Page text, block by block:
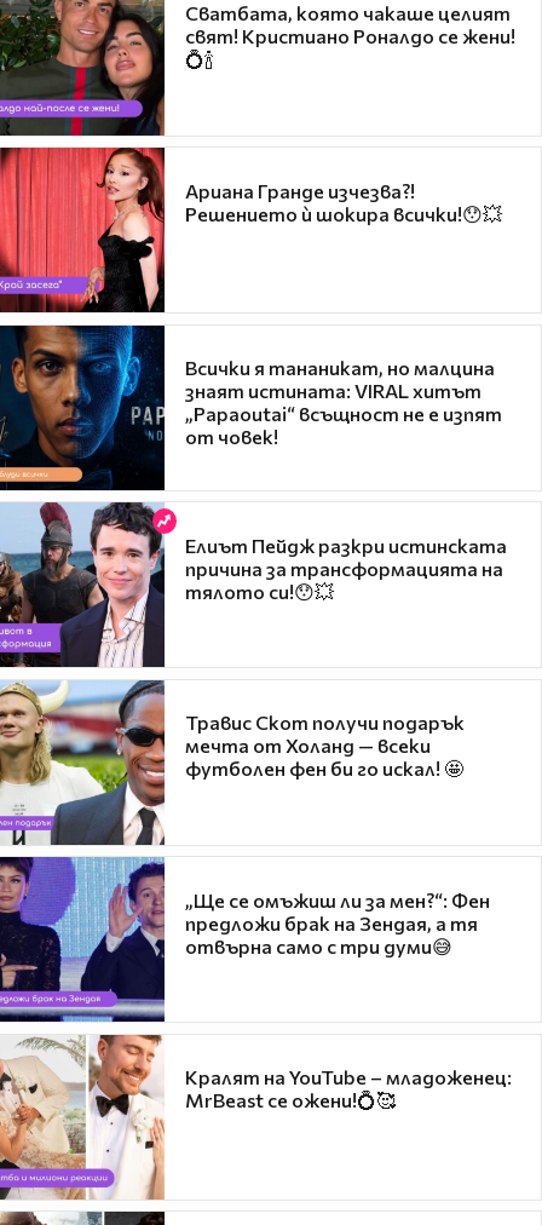
Сватбата, която чакаше целият
свят! Кристиано Роналдо се жени!
💍🍾
Ариана Гранде изчезва?!
Решението ѝ шокира всички!😯💥
Всички я тананикат, но малцина
знаят истината: VIRAL хитът
„Papaoutai“ всъщност не е изпят
от човек!
Елиът Пейдж разкри истинската
причина за трансформацията на
тялото си!😯💥
Травис Скот получи подарък
мечта от Холанд — всеки
футболен фен би го искал! 🤩
„Ще се омъжиш ли за мен?“: Фен
предложи брак на Зендая, а тя
отвърна само с три думи😅
Кралят на YouTube – младоженец:
MrBeast се ожени!💍🥰